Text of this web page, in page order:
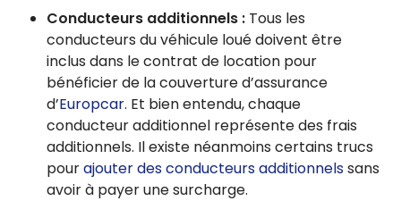
Conducteurs additionnels : Tous les
conducteurs du véhicule loué doivent être
inclus dans le contrat de location pour
bénéficier de la couverture d’assurance
d’Europcar. Et bien entendu, chaque
conducteur additionnel représente des frais
additionnels. Il existe néanmoins certains trucs
pourajouter des conducteurs additionnelssans
avoir à payer une surcharge.